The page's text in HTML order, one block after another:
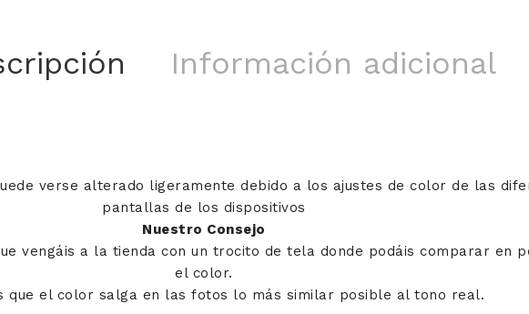
Información adicional
verse alterado ligeramente debido a los ajustes de color de las
pantallas de los dispositivos
Nuestro Consejo
vengáis a la tienda con un trocito de tela donde podáis comparar en
el color.
que el color salga en las fotos lo más similar posible al tono real.